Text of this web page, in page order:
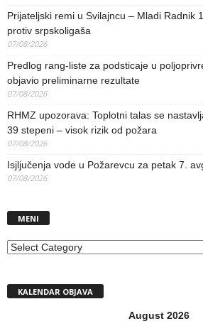
Prijateljski remi u Svilajncu – Mladi Radnik
protiv srpskoligaša
07/08/2026
Predlog rang-liste za podsticaje u
objavio preliminarne rezultate
07/08/2026
RHMZ upozorava: Toplotni talas se
39 stepeni – visok rizik od požara
07/08/2026
Isjljučenja vode u Požarevcu za petak 7.
07/08/2026
MENI
MENI
KALENDAR OBJAVA
August 2026